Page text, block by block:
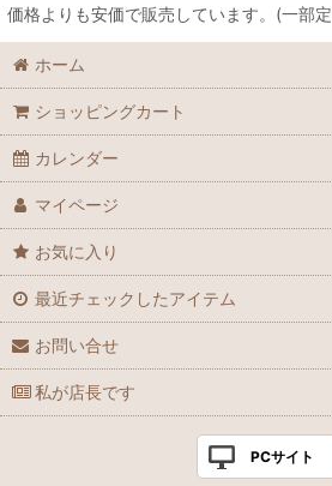
価格よりも安価で販売しています。(一部
ホーム
ショッピングカート
カレンダー
マイページ
お気に入り
最近チェックしたアイテム
お問い合せ
私が店長です
PCサイト